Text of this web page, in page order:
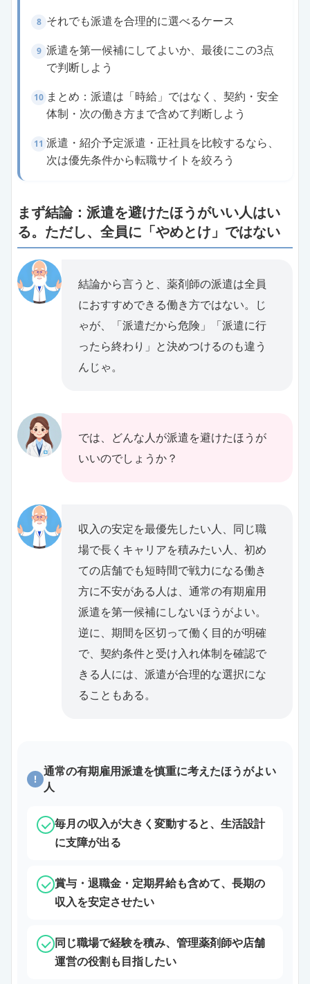
8 それでも派遣を合理的に選べるケース
9 派遣を第一候補にしてよいか、最後にこの3点
で判断しよう
10 まとめ：派遣は「時給」ではなく、契約・安全
体制・次の働き方まで含めて判断しよう
11 派遣・紹介予定派遣・正社員を比較するなら、
次は優先条件から転職サイトを絞ろう
まず結論：派遣を避けたほうがいい人はい
る。ただし、全員に「やめとけ」ではない
結論から言うと、薬剤師の派遣は全員
におすすめできる働き方ではない。じ
ゃが、「派遣だから危険」「派遣に行
ったら終わり」と決めつけるのも違う
んじゃ。
では、どんな人が派遣を避けたほうが
いいのでしょうか？
収入の安定を最優先したい人、同じ職
場で長くキャリアを積みたい人、初め
ての店舗でも短時間で戦力になる働き
方に不安がある人は、通常の有期雇用
派遣を第一候補にしないほうがよい。
逆に、期間を区切って働く目的が明確
で、契約条件と受け入れ体制を確認で
きる人には、派遣が合理的な選択にな
ることもある。
!
通常の有期雇用派遣を慎重に考えたほうがよい
人
毎月の収入が大きく変動すると、生活設計
に支障が出る
賞与・退職金・定期昇給も含めて、長期の
収入を安定させたい
同じ職場で経験を積み、管理薬剤師や店舗
運営の役割も目指したい